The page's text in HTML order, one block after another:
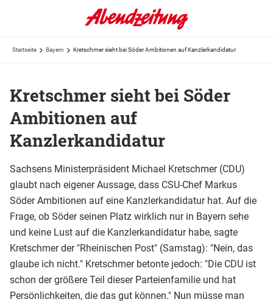
Startseite Bayern Kretschmer sieht bei Söder Ambitionen auf Kanzlerkandidatur
Kretschmer sieht bei Söder
Ambitionen auf
Kanzlerkandidatur
Sachsens Ministerpräsident Michael Kretschmer (CDU)
glaubt nach eigener Aussage, dass CSU-Chef Markus
Söder Ambitionen auf eine Kanzlerkandidatur hat. Auf die
Frage, ob Söder seinen Platz wirklich nur in Bayern sehe
und keine Lust auf die Kanzlerkandidatur habe, sagte
Kretschmer der "Rheinischen Post" (Samstag): "Nein, das
glaube ich nicht." Kretschmer betonte jedoch: "Die CDU ist
schon der größere Teil dieser Parteienfamilie und hat
Persönlichkeiten, die das gut können." Nun müsse man